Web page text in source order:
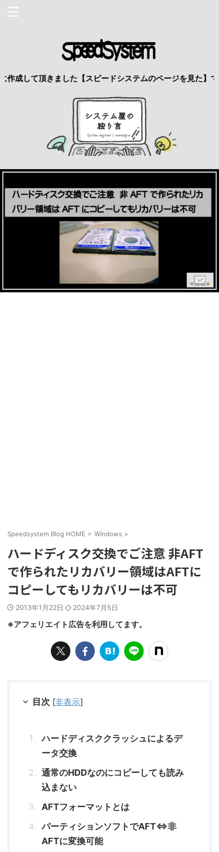
きました【スピードシステムのページを見た】で特典あり
Speedsystem Blog HOME > Windows >
ハードディスク交換でご注意 非AFT
で作られたリカバリー領域はAFTに
コピーしてもリカバリーは不可
2013年1月22日 2024年7月5日
※アフェリエイト広告を利用してます。
目次 [非表示]
ハードディスククラッシュによるデ
ータ交換
通常のHDDなのにコピーしても読み
込まない
AFTフォーマットとは
パーティションソフトでAFT⇔非
AFTに変換可能